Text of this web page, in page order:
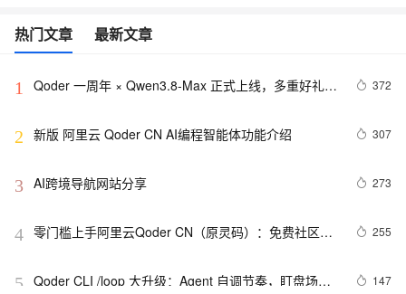
热门文章 最新文章
1
Qoder 一周年 × Qwen3.8-Max 正式上线，多重好礼限
372
2 新版 阿里云 Qoder CN AI编程智能体功能介绍 307
3 AI跨境导航网站分享 273
4 零门槛上手阿里云Qoder CN（原灵码）：免费社区
255
5 Qoder CLI /loop 大升级：Agent 自调节奏，盯盘场景
147